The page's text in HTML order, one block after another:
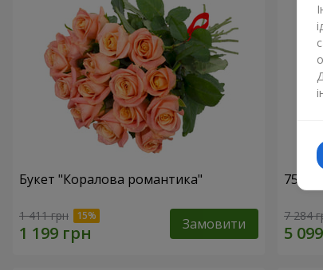
Букет "Коралова романтика"
1 411 грн Замовити
75
7 284